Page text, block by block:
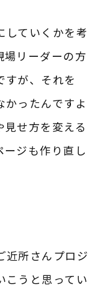
していくかを考
場リーダーの方
すが、それを
かったんですよ
せ方を変える
ジも作り直し
近所さんプロジ
こうと思ってい